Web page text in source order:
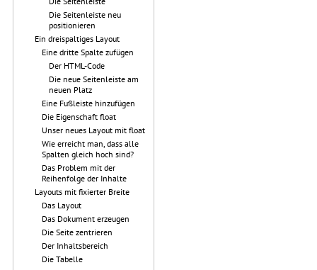
Die Seitenleiste neu
positionieren
Ein dreispaltiges Layout
Eine dritte Spalte zufügen
Der HTML-Code
Die neue Seitenleiste am
neuen Platz
Eine Fußleiste hinzufügen
Die Eigenschaft float
Unser neues Layout mit float
Wie erreicht man, dass alle
Spalten gleich hoch sind?
Das Problem mit der
Reihenfolge der Inhalte
Layouts mit fixierter Breite
Das Layout
Das Dokument erzeugen
Die Seite zentrieren
Der Inhaltsbereich
Die Tabelle